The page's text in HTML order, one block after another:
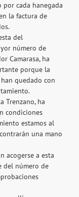
cada hanegada
la factura de
del
número de
Camarasa, ha
porque la
quedado con
Trenzano, ha
condiciones
estamos al
una mano
acogerse a esta
del número de